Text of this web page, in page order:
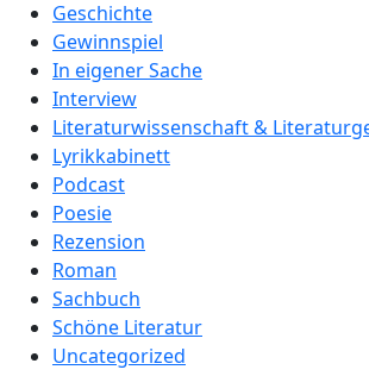
Geschichte
Gewinnspiel
In eigener Sache
Interview
Literaturwissenschaft &
Lyrikkabinett
Podcast
Poesie
Rezension
Roman
Sachbuch
Schöne Literatur
Uncategorized